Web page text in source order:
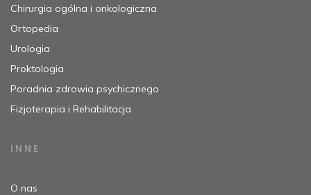
Chirurgia ogólna i onkologiczna
Ortopedia
Urologia
Proktologia
Poradnia zdrowia psychicznego
Fizjoterapia i Rehabilitacja
INNE
O nas